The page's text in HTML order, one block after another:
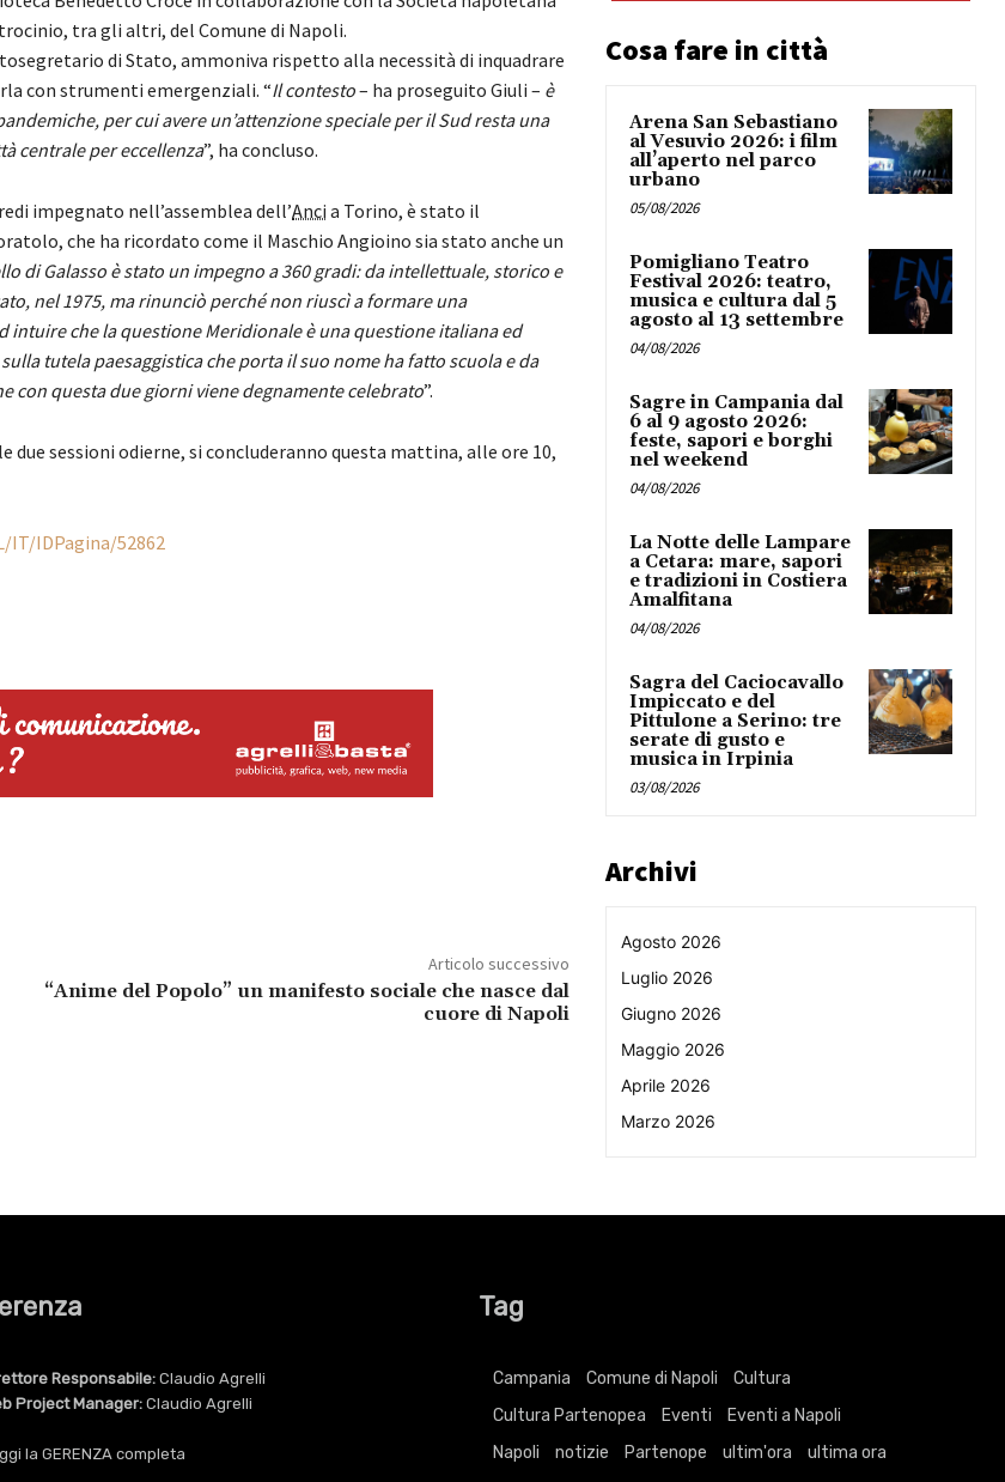
tra gli altri, del Comune di Napoli.
di Stato, ammoniva rispetto alla necessità di inquadrare
con strumenti emergenziali. “Il contesto– ha proseguito Giuli – è
per cui avere un’attenzione speciale per il Sud resta una
centrale per eccellenza”, ha concluso.
impegnato nell’assemblea dell’Anci a Torino, è stato il
che ha ricordato come il Maschio Angioino sia stato anche un
di Galasso è stato un impegno a 360 gradi: da intellettuale, storico e
nel 1975, ma rinunciò perché non riuscì a formare una
che la questione Meridionale è una questione italiana ed
tutela paesaggistica che porta il suo nome ha fatto scuola e da
con questa due giorni viene degnamente celebrato”.
due sessioni odierne, si concluderanno questa mattina, alle ore 10,
IT/IDPagina/52862
Articolo successivo
“Anime del Popolo” un manifesto sociale che nasce dal
cuore di Napoli
Cosa fare in città
Arena San Sebastiano
al Vesuvio 2026: i film
all’aperto nel parco
urbano
05/08/2026
Pomigliano Teatro
Festival 2026: teatro,
musica e cultura dal 5
agosto al 13 settembre
04/08/2026
Sagre in Campania dal
6 al 9 agosto 2026:
feste, sapori e borghi
nel weekend
04/08/2026
La Notte delle Lampare
a Cetara: mare, sapori
e tradizioni in Costiera
Amalfitana
04/08/2026
Sagra del Caciocavallo
Impiccato e del
Pittulone a Serino: tre
serate di gusto e
musica in Irpinia
03/08/2026
Archivi
Agosto 2026
Luglio 2026
Giugno 2026
Maggio 2026
Aprile 2026
Marzo 2026
Responsabile:Claudio Agrelli
Project Manager: Claudio Agrelli
la GERENZA completa
Tag
Campania Comune di Napoli
Cultura
Cultura Partenopea
Eventi
Eventi a Napoli
Napoli
notizie Partenope ultim'ora
ultima ora